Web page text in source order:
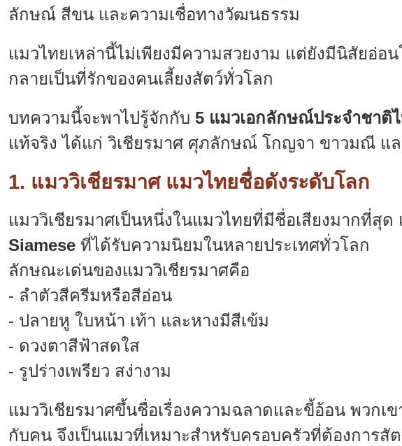
ลักษณ์ สีขน และความเชื่อทางวัฒนธรรม
แมวไทยเหล่านี้ไม่เพียงมีความสวยงาม แต่ยังมีนิสัยอ่อ
กลายเป็นที่รักของคนเลี้ยงสัตว์ทั่วโลก
บทความนี้จะพาไปรู้จักกับ 5 แมวเอกลักษณ์ประจำชาติ
แท้จริง ได้แก่ วิเชียรมาศ ศุภลักษณ์ โกญจา ขาวมณี แ
1. แมววิเชียรมาศ แมวไทยชื่อดังระดับโลก
แมววิเชียรมาศเป็นหนึ่งในแมวไทยที่มีชื่อเสียงมากที่สุ
Siamese ที่ได้รับความนิยมในหลายประเทศทั่วโลก
ลักษณะเด่นของแมววิเชียรมาศคือ
- ลำตัวสีครีมหรือสีอ่อน
- ปลายหู ใบหน้า เท้า และหางมีสีเข้ม
- ดวงตาสีฟ้าสดใส
- รูปร่างเพรียว สง่างาม
แมววิเชียรมาศขึ้นชื่อเรื่องความฉลาดและขี้อ้อน พวกเ
กับคน จึงเป็นแมวที่เหมาะสำหรับครอบครัวที่ต้องการสั